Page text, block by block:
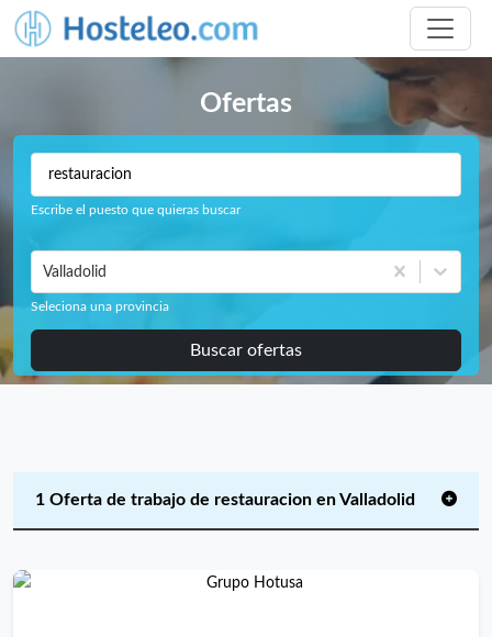
Ofertas
Escribe el puesto que quieras buscar
Valladolid
Seleciona una provincia
Buscar ofertas
1 Oferta de trabajo de restauracion en Valladolid